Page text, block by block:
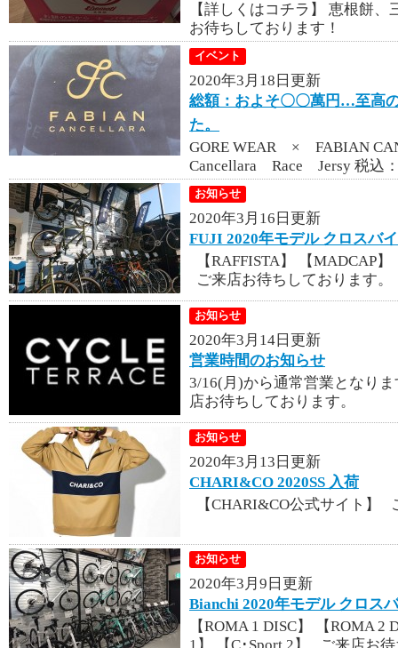
【詳しくはコチラ】 恵根餅
お待ちしております！
イベント
2020年3月18日更新
総額：およそ〇〇萬円…至高
た。
GORE WEAR × FABIAN
Cancellara Race Jersy 税
お知らせ
2020年3月16日更新
FUJI 2020年モデル クロスバ
【RAFFISTA】 【MADCAP
ご来店お待ちしております。
お知らせ
2020年3月14日更新
営業時間のお知らせ
3/16(月)から通常営業となり
店お待ちしております。
お知らせ
2020年3月13日更新
CHARI&CO 2020SS 入荷
【CHARI&CO公式サイト】
お知らせ
2020年3月9日更新
Bianchi 2020年モデル クロス
【ROMA 1 DISC】 【ROMA 2